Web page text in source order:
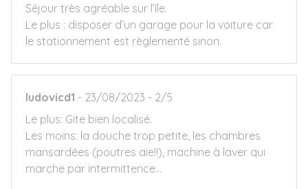
Séjour très agréable sur l’île.
Le plus : disposer d’un garage pour la voiture car
le stationnement est règlementé sinon.
ludovicd1 23/08/2023
2/5
Le plus: Gite bien localisé.
Les moins: la douche trop petite, les chambres
mansardées (poutres aie!!), machine à laver qui
marche par intermittence…